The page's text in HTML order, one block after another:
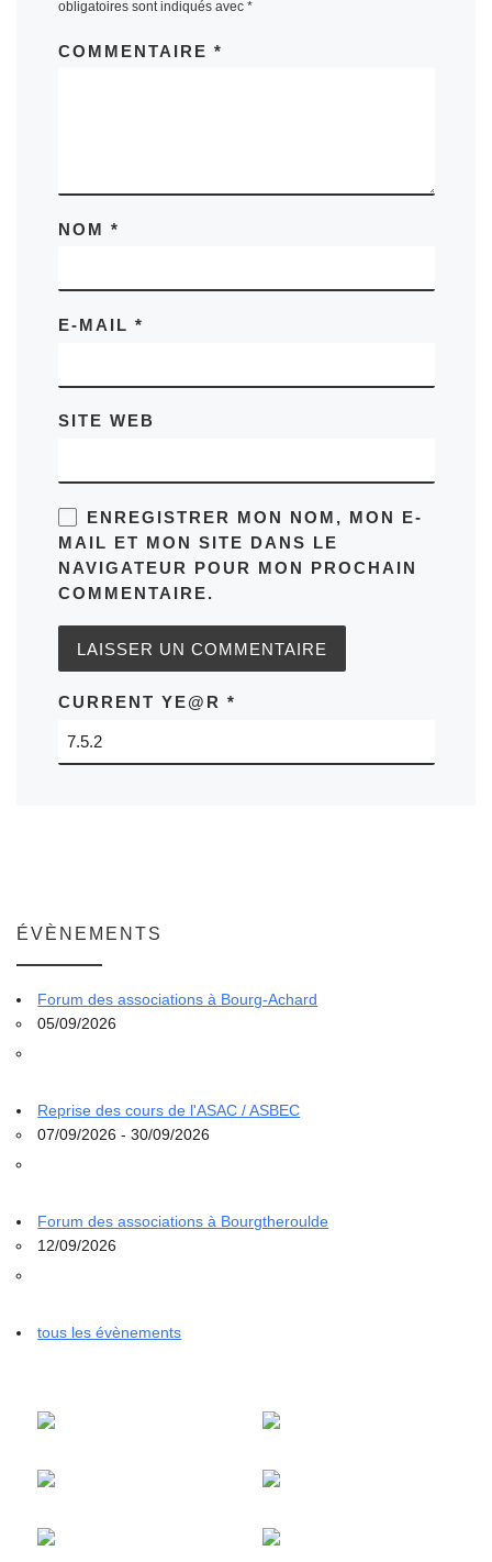
obligatoires sont indiqués avec *
COMMENTAIRE *
NOM *
E-MAIL *
SITE WEB
ENREGISTRER MON NOM, MON E-
MAIL ET MON SITE DANS LE
NAVIGATEUR POUR MON PROCHAIN
COMMENTAIRE.
CURRENT YE@R *
ÉVÈNEMENTS
Forum des associations à Bourg-Achard
05/09/2026
Reprise des cours de l'ASAC / ASBEC
07/09/2026 - 30/09/2026
Forum des associations à Bourgtheroulde
12/09/2026
tous les évènements